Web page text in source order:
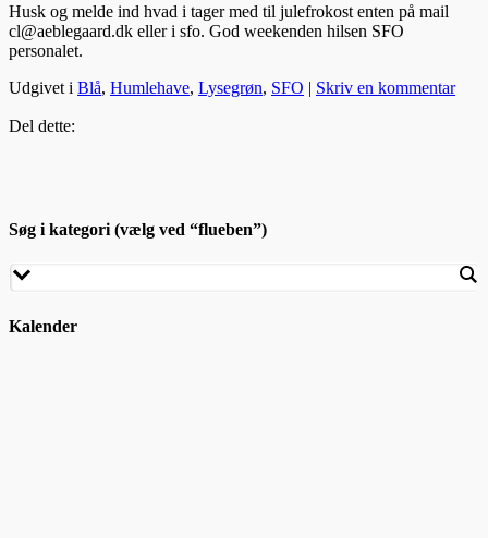
Husk og melde ind hvad i tager med til julefrokost enten på mail
cl@aeblegaard.dk eller i sfo. God weekenden hilsen SFO
personalet.
Udgivet i Blå, Humlehave, Lysegrøn, SFO | Skriv en kommentar
Del dette:
Søg i kategori (vælg ved “flueben”)
Kalender